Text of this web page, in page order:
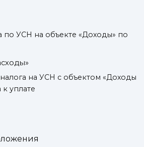
по УСН на объекте «Доходы» по
на УСН с объектом «Доходы
уплате